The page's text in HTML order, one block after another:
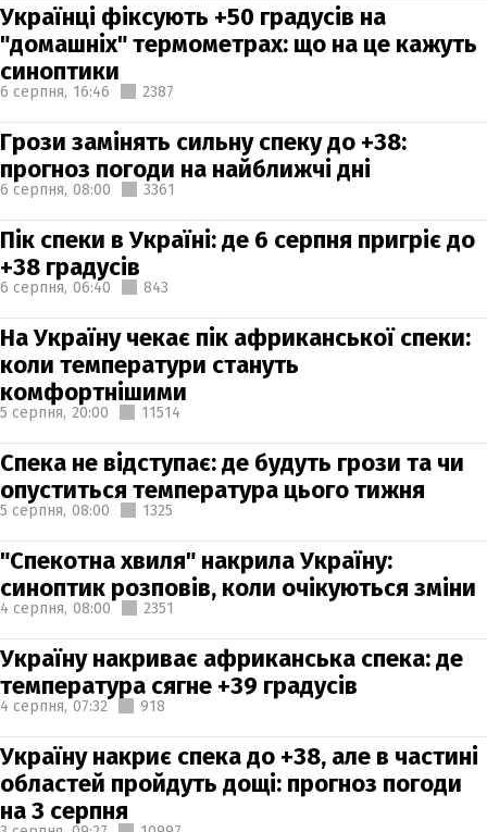
Українці фіксують +50 градусів на
"домашніх" термометрах: що на це кажуть
синоптики
6 серпня, 16:46 2387
Грози замінять сильну спеку до +38:
прогноз погоди на найближчі дні
6 серпня, 08:00 3361
Пік спеки в Україні: де 6 серпня пригріє до
+38 градусів
6 серпня, 06:40 843
На Україну чекає пік африканської спеки:
коли температури стануть
комфортнішими
5 серпня, 20:00 11514
Спека не відступає: де будуть грози та чи
опуститься температура цього тижня
5 серпня, 08:00 1325
"Спекотна хвиля" накрила Україну:
синоптик розповів, коли очікуються зміни
4 серпня, 08:00 2351
Україну накриває африканська спека: де
температура сягне +39 градусів
4 серпня, 07:32 918
Україну накриє спека до +38, але в частині
областей пройдуть дощі: прогноз погоди
на 3 серпня